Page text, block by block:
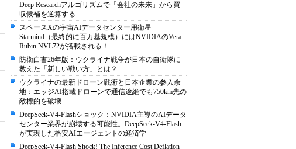
Deep Researchアルゴリズムで「会社の未来」から買
収候補を逆算する
スペースXの宇宙AIデータセンター用衛星
Starmind（最終的に百万基規模）にはNVIDIAのVera
Rubin NVL72が搭載される！
防衛白書26年版：ウクライナ戦争が日本の自衛隊に
教えた「新しい戦い方」とは？
ウクライナの最新ドローン戦術と日本企業の参入余
地：エッジAI搭載ドローンで通信途絶でも750km先の
敵標的を破壊
DeepSeek-V4-Flashショック：NVIDIA主導のAIデータ
センター業界が崩壊する可能性。DeepSeek-V4-Flash
が実現した格安AIエージェントの経済学
DeepSeek-V4-Flash Shock! The Inference Cost Deflation